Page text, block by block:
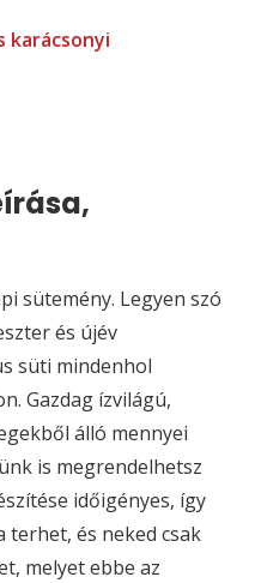
karácsonyi
sütemény. Legyen szó
és újév
süti mindenhol
Gazdag ízvilágú,
álló mennyei
is megrendelhetsz
időigényes, így
terhet, és neked csak
melyet ebbe az